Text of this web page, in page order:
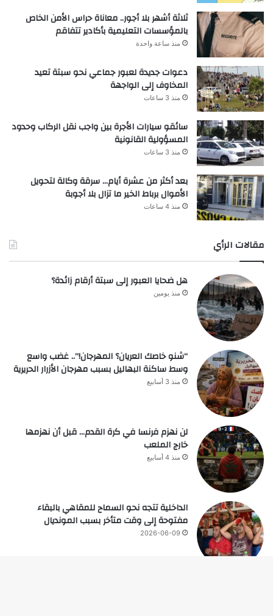
ثلاثة أشهر بلا أجور.. معاناة حراس الأمن الخاص
بالمؤسسات التعليمية بأكادير تتفاقم
منذ ساعة واحدة
دعوات جديدة لعبور جماعي نحو سبتة تعيد
المخاوف إلى الواجهة
منذ 3 ساعات
سائقو سيارات الأجرة بين واجب نقل الركاب وحدود
المسؤولية القانونية
منذ 3 ساعات
بعد أكثر من عشرة أيام… سرقة وكالة لتحويل
الأموال برباط الخير ما تزال بلا أجوبة
منذ 4 ساعات
مقالات الرأي
هل ضحايا العبور إلى سبتة أرقام زائدة؟
منذ يومين
“شنو خاصك العريان؟ المهرجان!”.. غضب واسع
وسط ساكنة البهاليل بسبب مهرجان الأزرار الحريرية
منذ 3 أسابيع
لن نهزم فرنسا في كرة القدم… قبل أن نهزمها
خارج الملعب
منذ 4 أسابيع
الداخلية تتجه نحو السماح للمقاهي بالبقاء
مفتوحة إلى وقت متأخر بسبب المونديال
2026-06-09